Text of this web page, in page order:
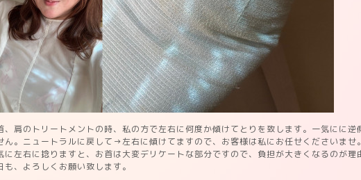
、肩のトリートメントの時、私の方で左右に何度か傾けてとりを致します。一気にに逆
ん。ニュートラルに戻して→左右に傾けてますので、お客様は私にお任せくださいませ。
に左右に捻りますと、お首は大変デリケートな部分ですので、負担が大きくなるのが理
も、よろしくお願い致します。